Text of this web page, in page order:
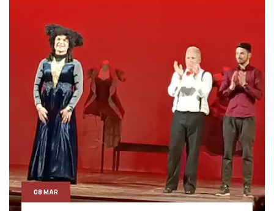
08 MAR